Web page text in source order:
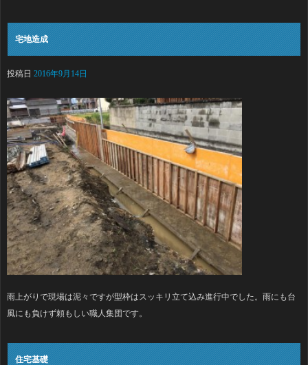
宅地造成
投稿日 2016年9月14日
雨上がりで現場は泥々ですが型枠はスッキリ立て込み進行中でした。雨にも台
風にも負けず頼もしい職人集団です。
住宅基礎